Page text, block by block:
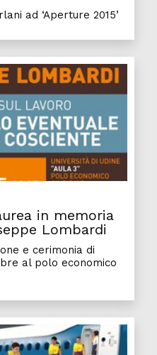
ad ‘Aperture 2015’
in memoria
Lombardi
e cerimonia di
al polo economico